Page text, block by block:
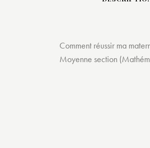
Comment réussir ma
Moyenne section